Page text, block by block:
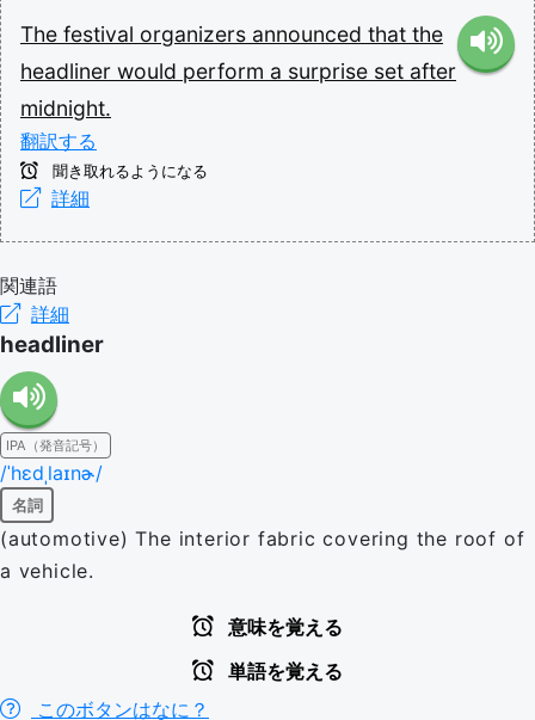
The festival organizers announced that the
headliner would perform a surprise set after
midnight.
翻訳する
聞き取れるようになる
詳細
関連語
詳細
headliner
IPA（発音記号）
/ˈhɛdˌlaɪnɚ/
名詞
(automotive) The interior fabric covering the roof of
a vehicle.
意味を覚える
単語を覚える
このボタンはなに？